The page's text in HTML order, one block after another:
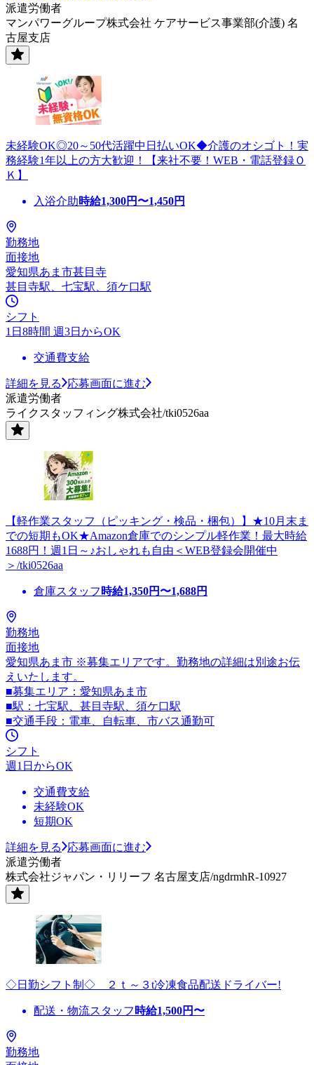
派遣労働者
マンパワーグループ株式会社 ケアサービス事業部(介護) 名
古屋支店
未経験OK◎20～50代活躍中日払いOK◆介護のオシゴト！実
務経験1年以上の方大歓迎！【来社不要！WEB・電話登録Ｏ
Ｋ】
入浴介助時給1,300円〜1,450円
勤務地
面接地
愛知県あま市甚目寺
甚目寺駅、七宝駅、須ケ口駅
シフト
1日8時間 週3日からOK
交通費支給
詳細を見る
応募画面に進む
派遣労働者
ライクスタッフィング株式会社/tki0526aa
【軽作業スタッフ（ピッキング・検品・梱包）】★10月末ま
での短期もOK★Amazon倉庫でのシンプル軽作業！最大時給
1688円！週1日～♪おしゃれも自由＜WEB登録会開催中
＞/tki0526aa
倉庫スタッフ 時給1,350円〜1,688円
勤務地
面接地
愛知県あま市 ※募集エリアです。勤務地の詳細は別途お伝
えいたします。
■募集エリア：愛知県あま市
■駅：七宝駅、甚目寺駅、須ケ口駅
■交通手段：電車、自転車、市バス通勤可
シフト
週1日からOK
交通費支給
未経験OK
短期OK
詳細を見る
応募画面に進む
派遣労働者
株式会社ジャパン・リリーフ 名古屋支店/ngdrmhR-10927
◇日勤シフト制◇ ２ｔ～３t冷凍食品配送ドライバー!
配送・物流スタッフ 時給1,500円〜
勤務地